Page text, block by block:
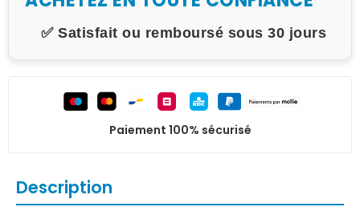
✅ Satisfait ou remboursé sous 30 jours
Paiement 100% sécurisé
Description